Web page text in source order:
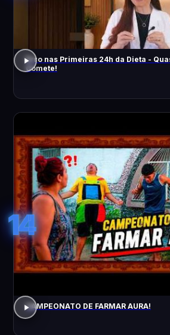
Erro nas Primeiras 24h da Dieta -
Comete!
14
CAMPEONATO DE FARMAR AURA!